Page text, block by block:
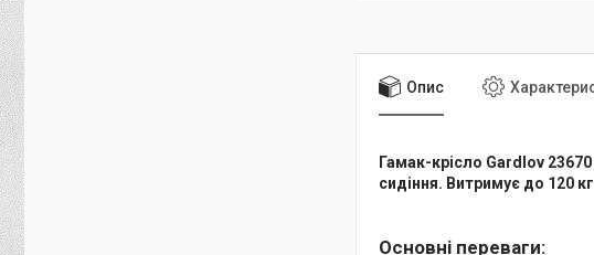
Опис
Гамак-крісло Gardlov
сидіння. Витримує до 120
Основні переваги: